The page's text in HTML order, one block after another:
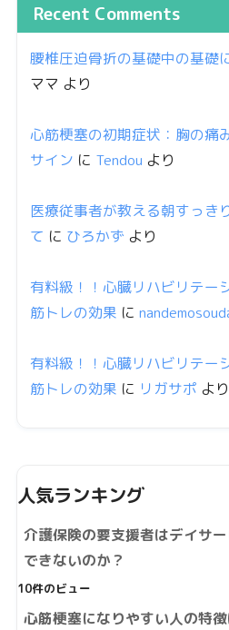
Recent Comments
腰椎圧迫骨折の基礎中の基礎
ママ より
心筋梗塞の初期症状：胸の痛
サイン に Tendou より
医療従事者が教える朝すっき
て に ひろかず より
有料級！！心臓リハビリテー
筋トレの効果 に
有料級！！心臓リハビリテー
筋トレの効果 に リガサポ より
人気ランキング
介護保険の要支援者はデイサ
できないのか？
10件のビュー
心筋梗塞になりやすい人の特